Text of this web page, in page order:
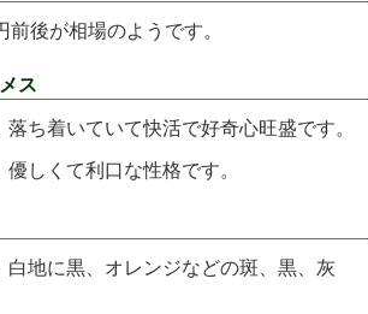
後が相場のようです。
ス
ち着いていて快活で好奇心旺盛です。
しくて利口な性格です。
白地に黒、オレンジなどの斑、黒、灰